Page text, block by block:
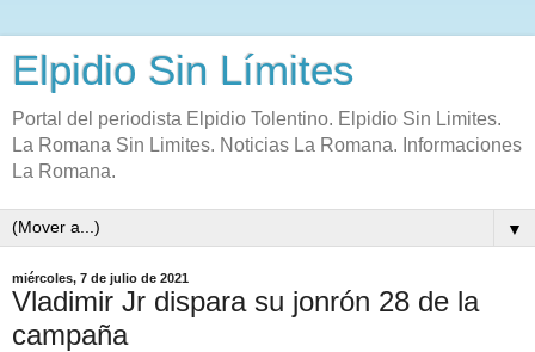
Elpidio Sin Límites
Portal del periodista Elpidio Tolentino. Elpidio Sin Limites.
La Romana Sin Limites. Noticias La Romana. Informaciones
La Romana.
▼
miércoles, 7 de julio de 2021
Vladimir Jr dispara su jonrón 28 de la
campaña